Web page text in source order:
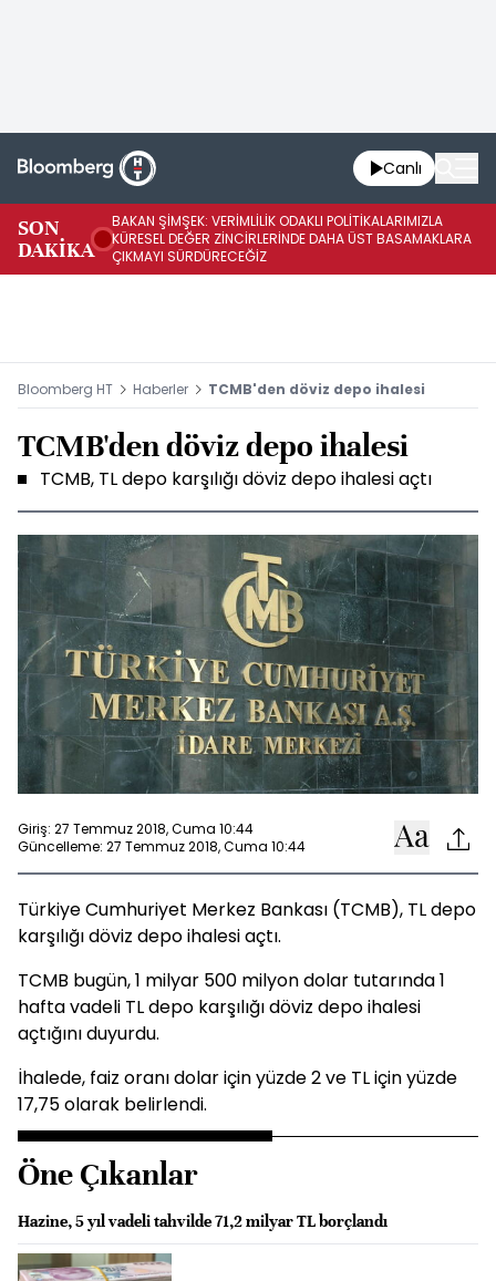
Canlı
SON
DAKİKA
BAKAN ŞİMŞEK: VERİMLİLİK ODAKLI POLİTİKALARIMIZLA
KÜRESEL DEĞER ZİNCİRLERİNDE DAHA ÜST BASAMAKLARA
ÇIKMAYI SÜRDÜRECEĞİZ
Bloomberg HT Haberler TCMB'den döviz depo ihalesi
TCMB'den döviz depo ihalesi
TCMB, TL depo karşılığı döviz depo ihalesi açtı
Giriş: 27 Temmuz 2018, Cuma 10:44
Güncelleme: 27 Temmuz 2018, Cuma 10:44
Türkiye Cumhuriyet Merkez Bankası (TCMB), TL depo
karşılığı döviz depo ihalesi açtı.
TCMB bugün, 1 milyar 500 milyon dolar tutarında 1
hafta vadeli TL depo karşılığı döviz depo ihalesi
açtığını duyurdu.
İhalede, faiz oranı dolar için yüzde 2 ve TL için yüzde
17,75 olarak belirlendi.
Öne Çıkanlar
Hazine, 5 yıl vadeli tahvilde 71,2 milyar TL borçlandı